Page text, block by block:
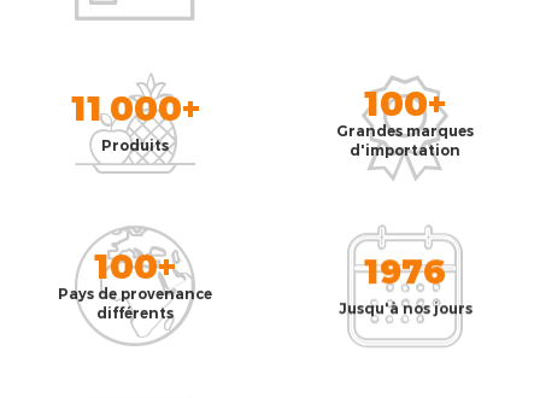
11 000+
Produits
100+
Grandes marques
d'importation
100+
Pays de provenance
différents
1976
Jusqu'à nos jours